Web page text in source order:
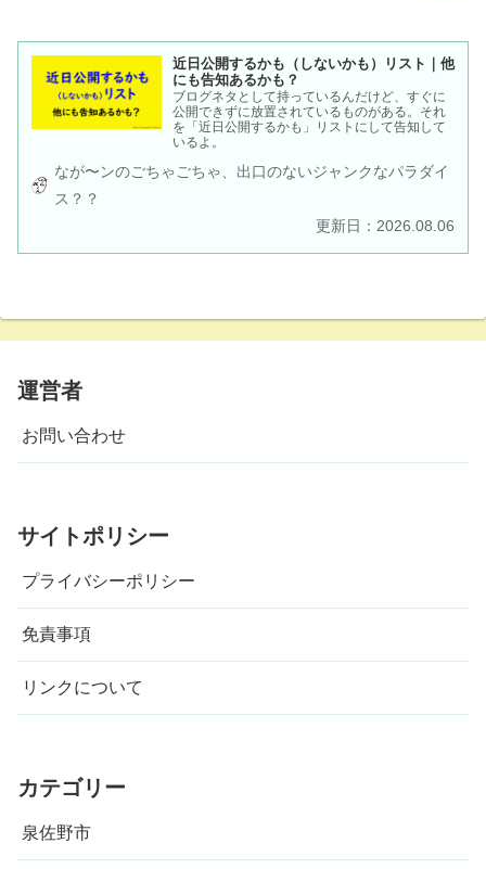
近日公開するかも（しないかも）リスト｜他
にも告知あるかも？
ブログネタとして持っているんだけど、すぐに
公開できずに放置されているものがある。それ
を「近日公開するかも」リストにして告知して
いるよ。
なが〜ンのごちゃごちゃ、出口のないジャンクなパラダイ
ス？？
更新日：2026.08.06
運営者
お問い合わせ
サイトポリシー
プライバシーポリシー
免責事項
リンクについて
カテゴリー
泉佐野市